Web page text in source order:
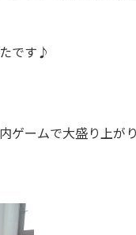
です♪
ゲームで大盛り上が